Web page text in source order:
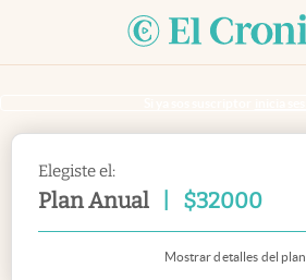
Elegiste el:
Plan Anual $32000
Mostrar detalles del plan